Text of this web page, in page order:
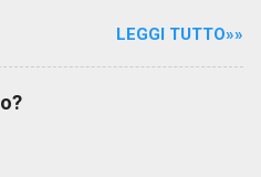
si è interessato al caso,
l'ambasciata siriana,
vicenda: è emerso che il
LEGGI TUTTO»»